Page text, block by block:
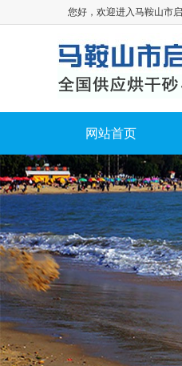
您好，欢迎进入马鞍山市
网站首页